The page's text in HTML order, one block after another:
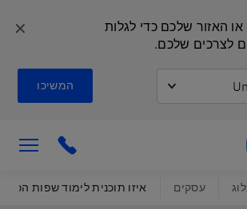
בחרו את המדינה או האזור שלכם כדי לגלות
לצרכים שלכם.
המשיכו
✕
to call
עסקים איזו תוכנית לימוד שפות הכי